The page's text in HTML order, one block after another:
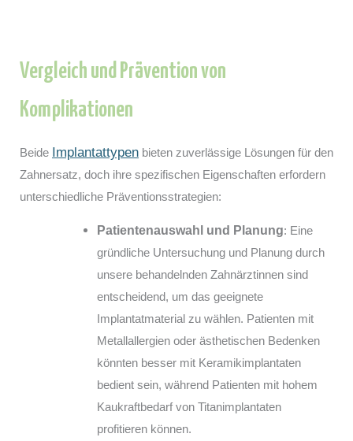
Vergleich und Prävention von
Komplikationen
Beide Implantattypen bieten zuverlässige Lösungen für den
Zahnersatz, doch ihre spezifischen Eigenschaften erfordern
unterschiedliche Präventionsstrategien:
Patientenauswahl und Planung: Eine
gründliche Untersuchung und Planung durch
unsere behandelnden Zahnärztinnen sind
entscheidend, um das geeignete
Implantatmaterial zu wählen. Patienten mit
Metallallergien oder ästhetischen Bedenken
könnten besser mit Keramikimplantaten
bedient sein, während Patienten mit hohem
Kaukraftbedarf von Titanimplantaten
profitieren können.